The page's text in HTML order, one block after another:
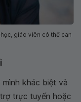
giáo viên có thể can
khác biệt và
trực tuyến hoặc